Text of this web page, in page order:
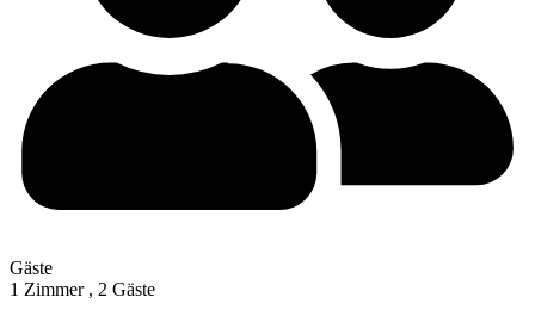
Gäste
1 Zimmer , 2 Gäste